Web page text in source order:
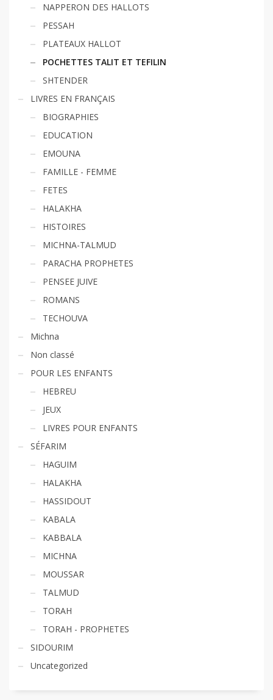
NAPPERON DES HALLOTS
PESSAH
PLATEAUX HALLOT
POCHETTES TALIT ET TEFILIN
SHTENDER
LIVRES EN FRANÇAIS
BIOGRAPHIES
EDUCATION
EMOUNA
FAMILLE - FEMME
FETES
HALAKHA
HISTOIRES
MICHNA-TALMUD
PARACHA PROPHETES
PENSEE JUIVE
ROMANS
TECHOUVA
Michna
Non classé
POUR LES ENFANTS
HEBREU
JEUX
LIVRES POUR ENFANTS
SÉFARIM
HAGUIM
HALAKHA
HASSIDOUT
KABALA
KABBALA
MICHNA
MOUSSAR
TALMUD
TORAH
TORAH - PROPHETES
SIDOURIM
Uncategorized